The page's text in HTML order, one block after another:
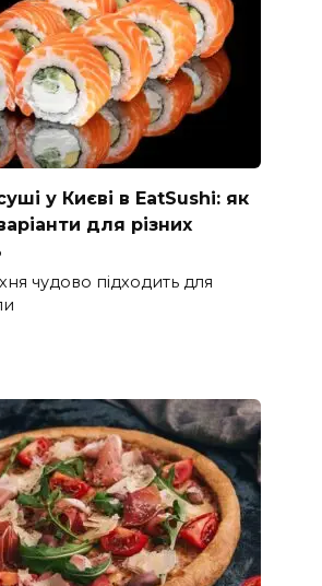
у Києві в EatSushi: як
для різних
чудово підходить для